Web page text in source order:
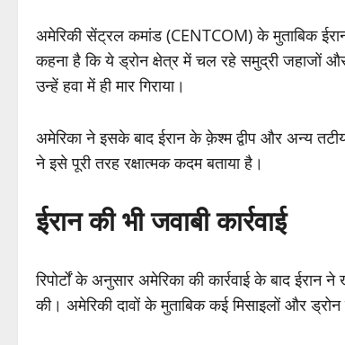
अमेरिकी सेंट्रल कमांड (CENTCOM) के मुताबिक
कहना है कि ये ड्रोन क्षेत्र में चल रहे समुद्री जहाजों
उन्हें हवा में ही मार गिराया।
अमेरिका ने इसके बाद ईरान के क़ेश्म द्वीप और अन्य तटीय
ने इसे पूरी तरह रक्षात्मक कदम बताया है।
ईरान की भी जवाबी कार्रवाई
रिपोर्टों के अनुसार अमेरिका की कार्रवाई के बाद ईरान
की। अमेरिकी दावों के मुताबिक कई मिसाइलों और